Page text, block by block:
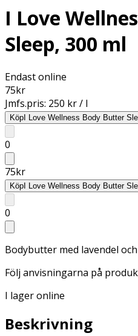
I Love
Sleep, 300 ml
Endast online
75kr
Jmfs.pris: 250 kr / l
KöpI Love Wellness Body Butter
0
75kr
KöpI Love Wellness Body Butter
0
Bodybutter med lavendel
Följ anvisningarna på
I lager online
Beskrivning